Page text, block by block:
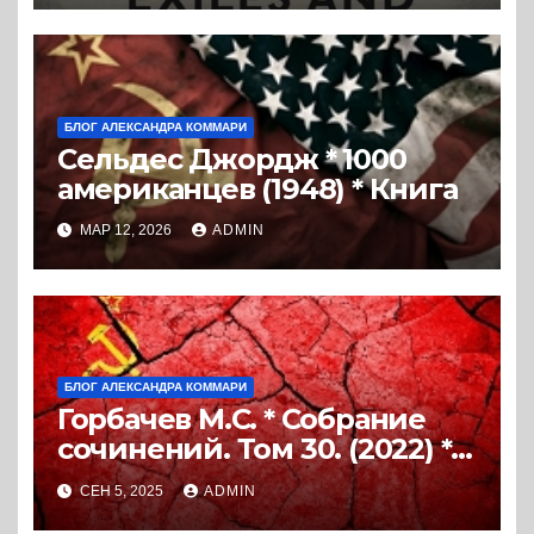
России (2019) * Перевод
книги
БЛОГ АЛЕКСАНДРА КОММАРИ
Сельдес Джордж * 1000
американцев (1948) * Книга
МАР 12, 2026 ADMIN
БЛОГ АЛЕКСАНДРА КОММАРИ
Горбачев М.С. * Собрание
сочинений. Том 30. (2022) *
Книга
СЕН 5, 2025 ADMIN